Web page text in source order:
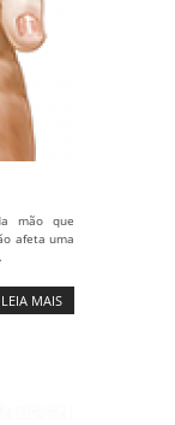
mão que
afeta uma
LEIA MAIS